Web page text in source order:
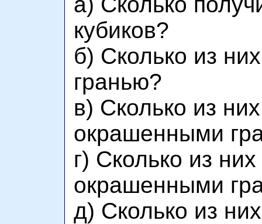
кубиков?
б) Сколько из
гранью?
в) Сколько из
окрашенными
г) Сколько из
окрашенными
д) Сколько из